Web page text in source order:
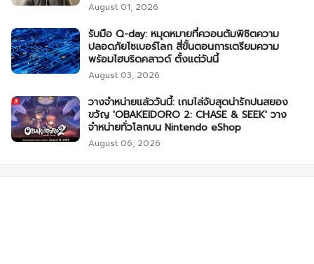
August 01, 2026
รับมือ Q-day: หมุดหมายที่ควอนตัมพิชิตความ
ปลอดภัยไซเบอร์โลก สี่ขั้นตอนการเตรียมความ
พร้อมไฮบริดคลาวด์ ตั้งแต่วันนี้
August 03, 2026
วางจำหน่ายแล้ววันนี้: เกมไล่จับสุดน่ารักปนสยอง
ขวัญ 'OBAKEIDORO 2: CHASE & SEEK' วาง
จำหน่ายทั่วโลกบน Nintendo eShop
August 06, 2026